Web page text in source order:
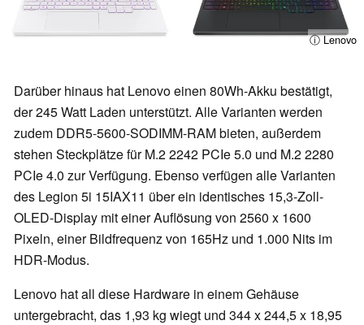
ⓘ Lenovo
Darüber hinaus hat Lenovo einen 80Wh-Akku bestätigt,
der 245 Watt Laden unterstützt. Alle Varianten werden
zudem DDR5-5600-SODIMM-RAM bieten, außerdem
stehen Steckplätze für M.2 2242 PCIe 5.0 und M.2 2280
PCIe 4.0 zur Verfügung. Ebenso verfügen alle Varianten
des Legion 5i 15IAX11 über ein identisches 15,3-Zoll-
OLED-Display mit einer Auflösung von 2560 x 1600
Pixeln, einer Bildfrequenz von 165Hz und 1.000 Nits im
HDR-Modus.
Lenovo hat all diese Hardware in einem Gehäuse
untergebracht, das 1,93 kg wiegt und 344 x 244,5 x 18,95